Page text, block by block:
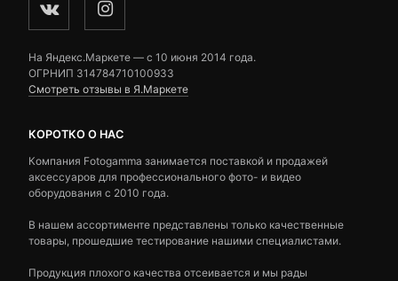
На Яндекс.Маркете — c 10 июня 2014 года.
ОГРНИП 314784710100933
Смотреть отзывы в Я.Маркете
КОРОТКО О НАС
Компания Fotogamma занимается поставкой и продажей
аксессуаров для профессионального фото- и видео
оборудования с 2010 года.
В нашем ассортименте представлены только качественные
товары, прошедшие тестирование нашими специалистами.
Продукция плохого качества отсеивается и мы рады